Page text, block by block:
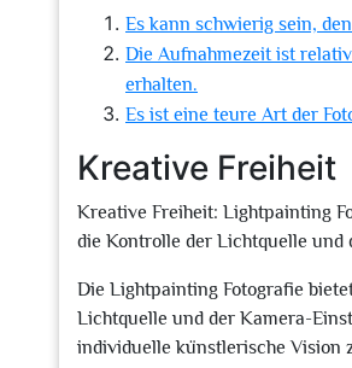
Es kann schwierig sein,
Die Aufnahmezeit ist
erhalten.
Es ist eine teure Art der
Kreative Freiheit
Kreative Freiheit: Lightpainting
die Kontrolle der Lichtquelle
Die Lightpainting Fotografie
Lichtquelle und der Kamera-
individuelle künstlerische Vision